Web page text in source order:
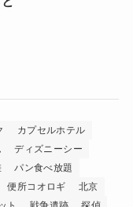
カプセルホテル
ディズニーシー
パン食べ放題
便所コオロギ
北京